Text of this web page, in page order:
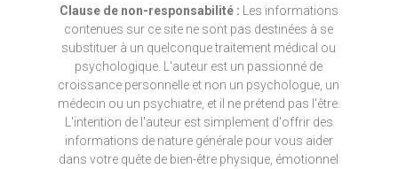
Clause de non-responsabilité : Les informations
contenues sur ce site ne sont pas destinées à se
substituer à un quelconque traitement médical ou
psychologique. L'auteur est un passionné de
croissance personnelle et non un psychologue, un
médecin ou un psychiatre, et il ne prétend pas l'être.
L'intention de l'auteur est simplement d'offrir des
informations de nature générale pour vous aider
dans votre quête de bien-être physique, émotionnel